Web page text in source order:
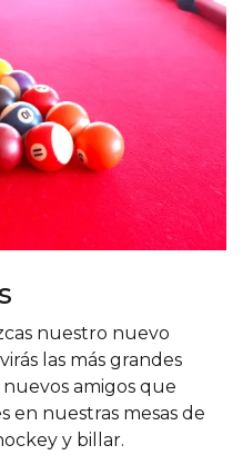
nuestro nuevo
las más grandes
amigos que
en nuestras mesas de
y billar.